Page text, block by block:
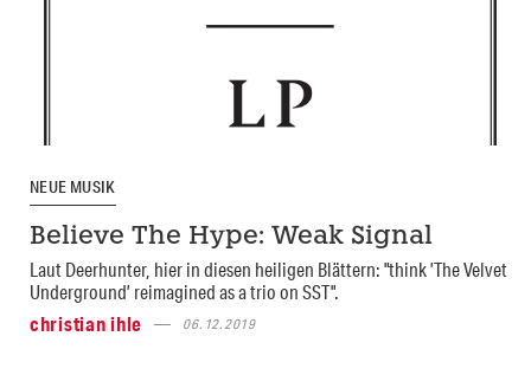
NEUE MUSIK
Believe The Hype: Weak Signal
Laut Deerhunter, hier in diesen heiligen Blättern: "think ’The Velvet
Underground’ reimagined as a trio on SST".
christian ihle
06.12.2019